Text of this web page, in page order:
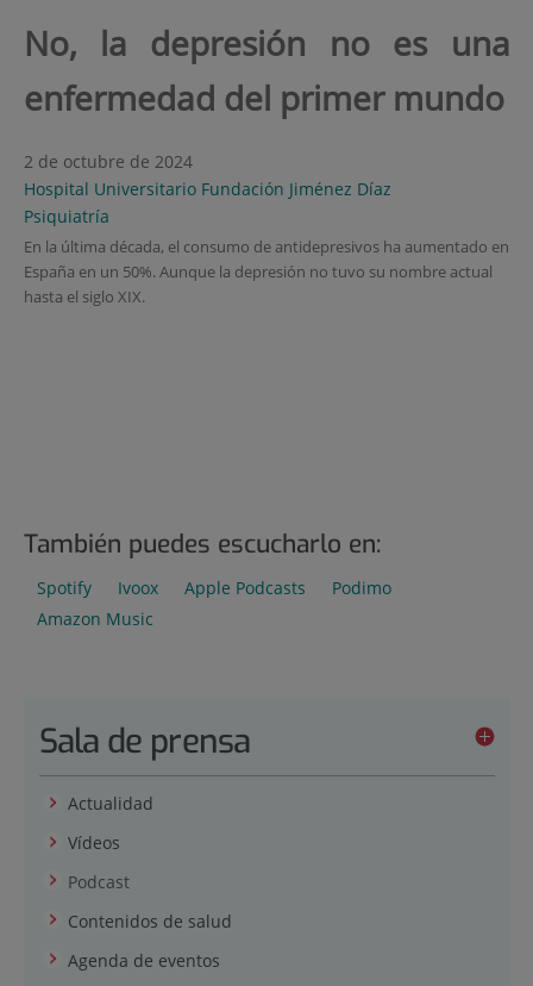
No, la depresión no es una
enfermedad del primer mundo
2 de octubre de 2024
Hospital Universitario Fundación Jiménez Díaz
Psiquiatría
En la última década, el consumo de antidepresivos ha aumentado en
España en un 50%. Aunque la depresión no tuvo su nombre actual
hasta el siglo XIX.
También puedes escucharlo en:
Spotify Ivoox Apple Podcasts
Podimo
Amazon Music
Sala de prensa
Actualidad
Vídeos
Podcast
Contenidos de salud
Agenda de eventos